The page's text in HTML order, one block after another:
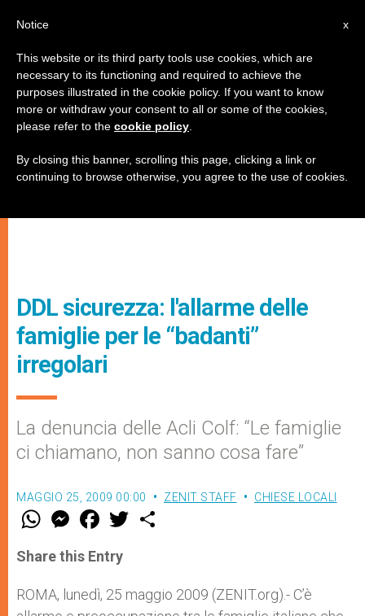
DDL sicurezza: l'allarme delle
famiglie per le “badanti”
irregolari
La denuncia delle Acli Colf: “Le famiglie
ci chiamano, non sanno cosa fare”
MAGGIO 25, 2009 00:00 ZENIT STAFF CHIESE LOCALI
W
t
s
p
p
M
e
s
e
g
e
F
a
e
b
o
k
w
r
Share this Entry
ROMA, lunedì, 25 maggio 2009 (ZENIT.org).- C’è
x
Notice
This website or its third party tools use cookies, which are
necessary to its functioning and required to achieve the
purposes illustrated in the cookie policy. If you want to know
more or withdraw your consent to all or some of the cookies,
please refer to the cookie policy
By closing this banner, scrolling this page, clicking a link or
continuing to browse otherwise, you agree to the use of cookies.